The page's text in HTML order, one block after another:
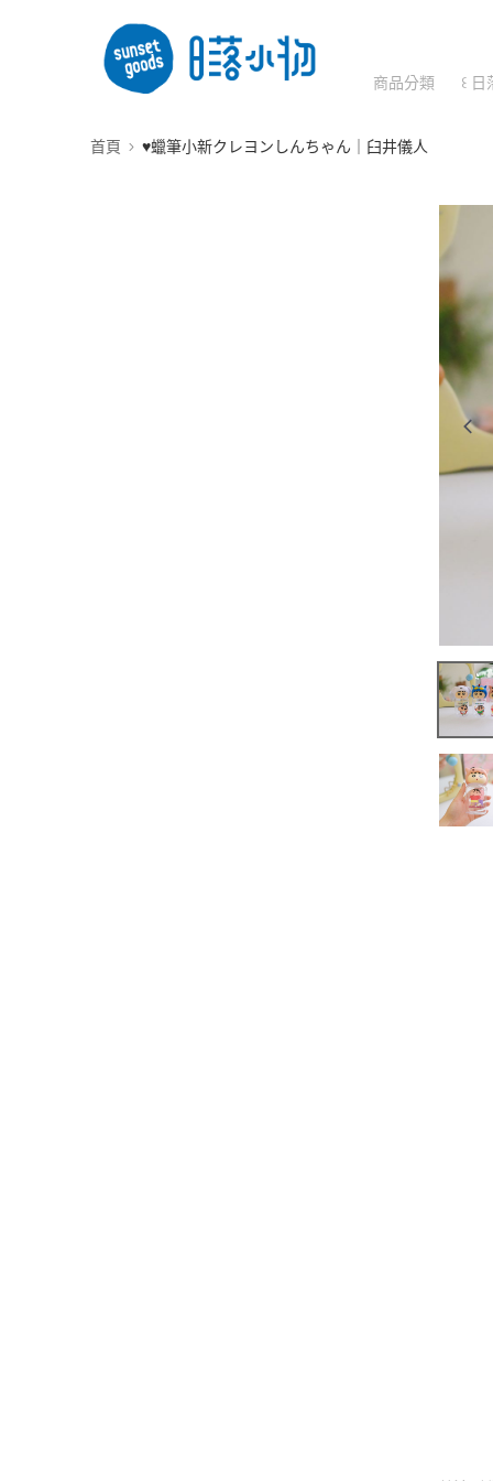
商品分類 ꒰
首頁 ♥︎蠟筆小新クレヨンしんちゃん｜臼井儀人